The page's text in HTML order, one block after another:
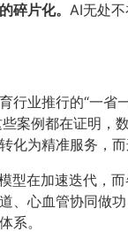
碎片化。 AI无处
行业推行的“一省
案例都在证明，
化为精准服务，
型在加速迭代，
、心血管协同做
系。